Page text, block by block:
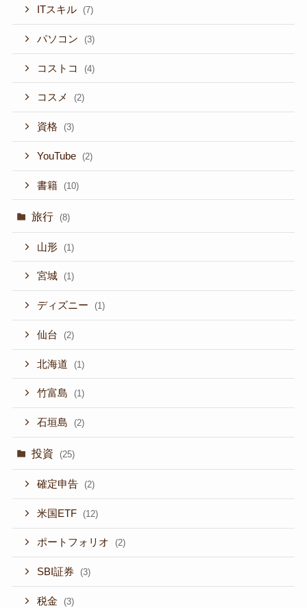
ITスキル (7)
パソコン (3)
コストコ (4)
コスメ (2)
資格 (3)
YouTube (2)
書籍 (10)
旅行 (8)
山形 (1)
宮城 (1)
ディズニー (1)
仙台 (2)
北海道 (1)
竹富島 (1)
石垣島 (2)
投資 (25)
確定申告 (2)
米国ETF (12)
ポートフォリオ (2)
SBI証券 (3)
税金 (3)